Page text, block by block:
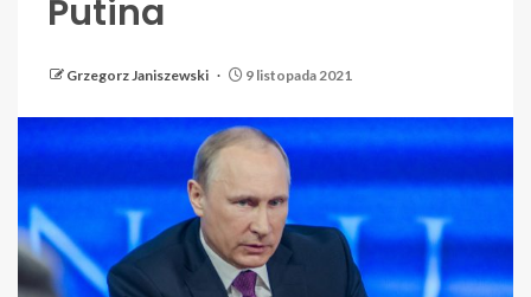
Putina
Grzegorz Janiszewski 9 listopada 2021